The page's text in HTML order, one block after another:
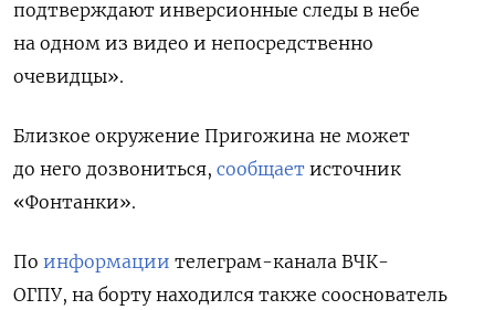
подтверждают инверсионные следы в небе
на одном из видео и непосредственно
очевидцы».
Близкое окружение Пригожина не может
до него дозвониться, сообщает источник
«Фонтанки».
По информации телеграм-канала ВЧК-
ОГПУ, на борту находился также сооснователь